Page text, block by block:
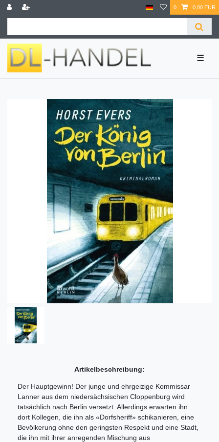
0 0,00 EUR
☰
Artikelbeschreibung:
Der Hauptgewinn! Der junge und ehrgeizige Kommissar
Lanner aus dem niedersächsischen Cloppenburg wird
tatsächlich nach Berlin versetzt. Allerdings erwarten ihn
dort Kollegen, die ihn als «Dorfsheriff» schikanieren, eine
Bevölkerung ohne den geringsten Respekt und eine Stadt,
die ihn mit ihrer anregenden Mischung aus